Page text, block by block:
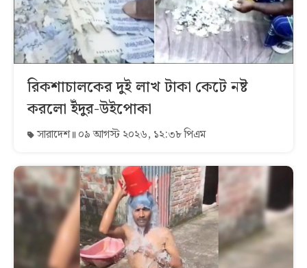
রিকশাচালকের দুই লাখ টাকা কেটে নষ্ট
করলো ইঁদুর-উইপোকা
সারাদেশ ০৯ আগস্ট ২০২৬, ১২:৩৮ পিএম